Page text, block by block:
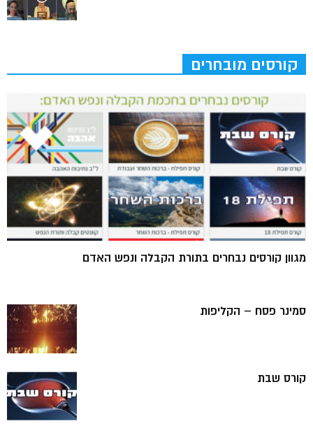
קורסים מובחרים
מגוון קורסים נבחרים בתורת הקבלה ונפש האדם
סמינר פסח – הקליפות
קורס שבת